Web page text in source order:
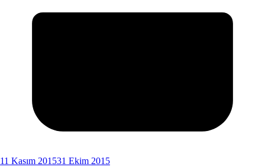
11 Kasım 201531 Ekim 2015